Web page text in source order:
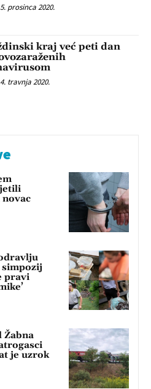
prosinca 2020.
kraj već peti dan
travnja 2020.
pravi
Žabna
je uzrok